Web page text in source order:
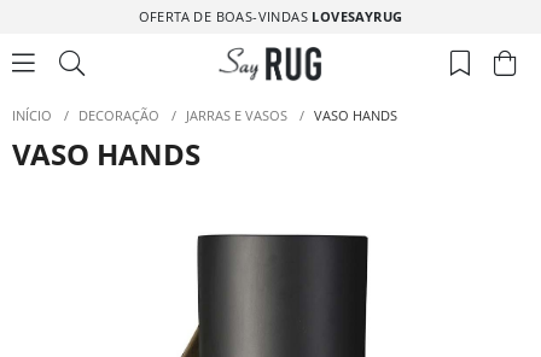
OFERTA DE BOAS-VINDAS LOVESAYRUG
INÍCIO / DECORAÇÃO / JARRAS E VASOS / VASO HANDS
VASO HANDS